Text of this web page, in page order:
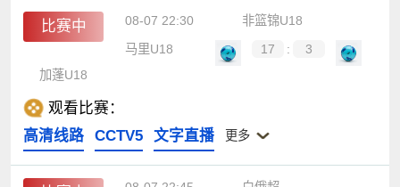
比赛中 08-07 22:30
非篮锦U18
马里U18
17 :
3
加蓬U18
观看比赛：
高清线路
CCTV5 文字直播 更多